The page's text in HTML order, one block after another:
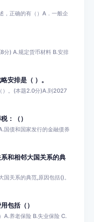
，正确的有（）A．一般企
分) A.规定货币材料 B.安排
安排是（ ）。
）。(本题2.0分)A.到2027
：（）
国债和国家发行的金融债券
和相邻大国关系的典
关系的典范,原因包括()。
包括（）
A.养老保险 B.失业保险 C.